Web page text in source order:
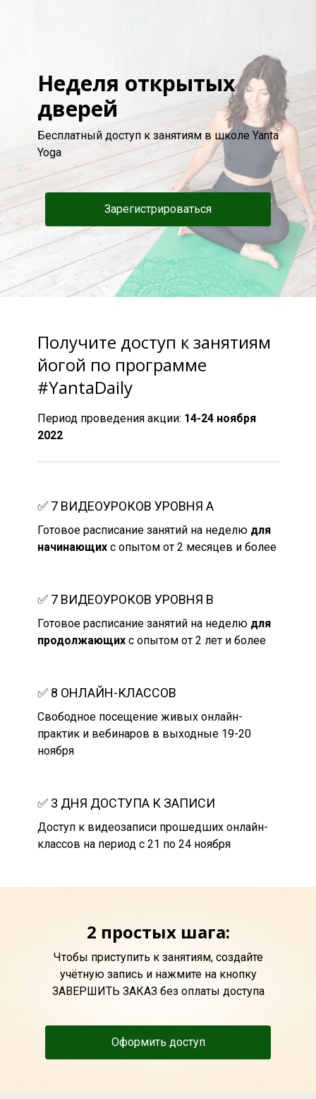
Неделя открытых
дверей
Бесплатный доступ к занятиям в школе Yanta
Yoga
Зарегистрироваться
Получите доступ к занятиям
йогой по программе
#YantaDaily
Период проведения акции: 14-24 ноября
2022
✅ 7 ВИДЕОУРОКОВ УРОВНЯ А
Готовое расписание занятий на неделю для
начинающихс опытом от 2 месяцев и более
✅ 7 ВИДЕОУРОКОВ УРОВНЯ B
Готовое расписание занятий на неделю для
продолжающихс опытом от 2 лет и более
✅ 8 ОНЛАЙН-КЛАССОВ
Свободное посещение живых онлайн-
практик и вебинаров в выходные 19-20
ноября
✅ 3 ДНЯ ДОСТУПА К ЗАПИСИ
Доступ к видеозаписи прошедших онлайн-
классов на период с 21 по 24 ноября
2 простых шага:
Чтобы приступить к занятиям, создайте
учётную запись и нажмите на кнопку
ЗАВЕРШИТЬ ЗАКАЗ без оплаты доступа
Оформить доступ